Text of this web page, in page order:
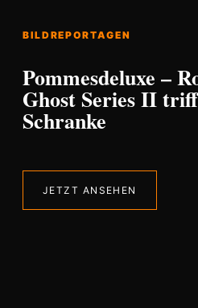
BILDREPORTAGEN
Pommesdeluxe –
Ghost Series II
Schranke
JETZT ANSEHEN